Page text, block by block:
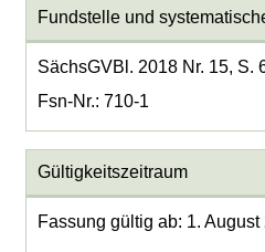
Fundstelle und
SächsGVBl. 2018 Nr. 15, S.
Fsn-Nr.: 710-1
Gültigkeitszeitraum
Fassung gültig ab: 1. August